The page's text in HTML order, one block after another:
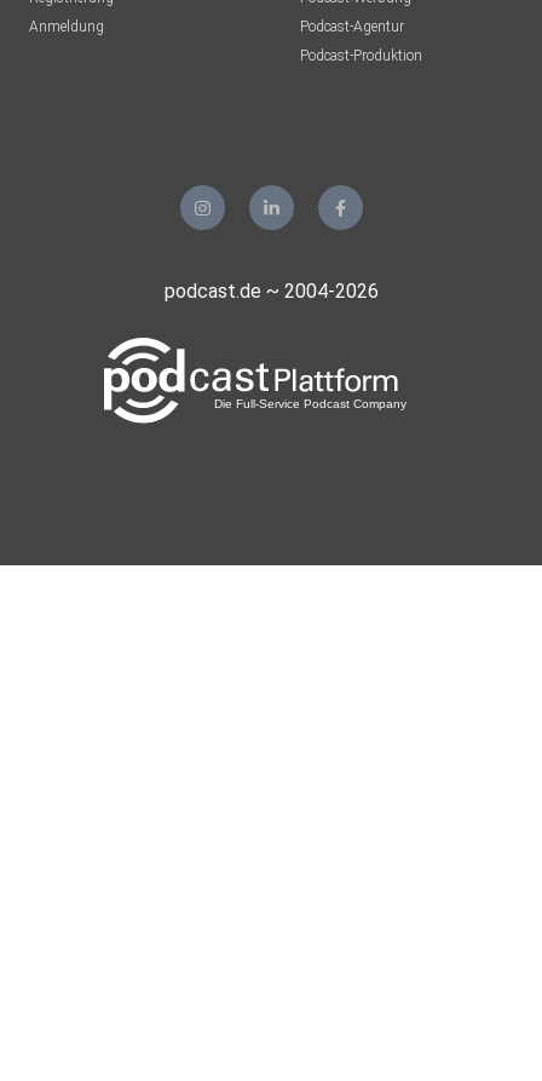
Anmeldung
Podcast-Agentur
Podcast-Produktion
podcast.de ~ 2004-2026